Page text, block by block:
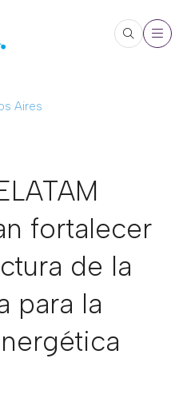
Aires
fortalecer
de la
para la